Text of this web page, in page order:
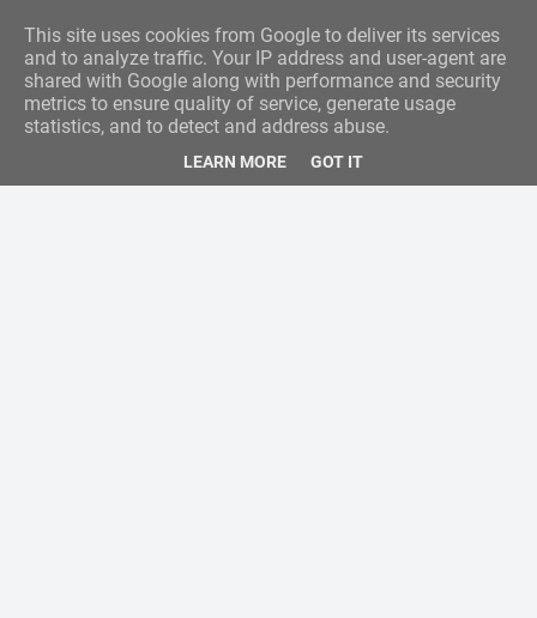
This site uses cookies from Google to deliver its services
and to analyze traffic. Your IP address and user-agent are
shared with Google along with performance and security
metrics to ensure quality of service, generate usage
statistics, and to detect and address abuse.
LEARN MORE GOT IT